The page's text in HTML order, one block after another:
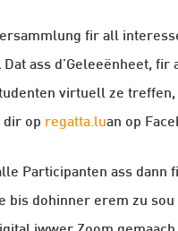
fir all
Dat ass d’Geleeënheet,
virtuell ze
dir op regatta.luan op
Participanten ass dann
bis dohinner erem zu